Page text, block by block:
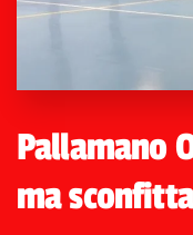
Pallamano
ma sconfitta